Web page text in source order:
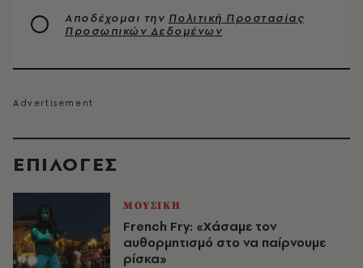
EΠΙΛΟΓΈΣ
ΜΟΥΣΙΚΗ
French Fry: «Χάσαμε τον
αυθορμητισμό στο να παίρνουμε
ρίσκα»
Αποδέχομαι την Πολιτική Προστασίας
Προσωπικών Δεδομένων